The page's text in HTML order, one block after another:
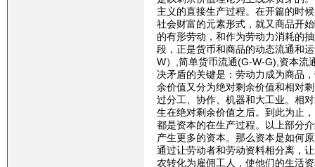
主义的直接生产过程。在开篇的时
社会财富的元素形式，就又商品开
的有形劳动，和作为劳动力消耗的
段，正是货币和商品的动态流通和
W）,简单货币流通(G-W-G),资本流
决矛盾的关键是：劳动力成为商品
余价值又分为绝对剩余价值和相对
过分工、协作、机器和大工业。相
生在绝对剩余价值之后。到此为止
都是资本的在生产过程。以上部分
产生更多的资本。那么资本是如何
通过让劳动者和劳动资料相分离，
农转化为雇佣工人，使他们的生活